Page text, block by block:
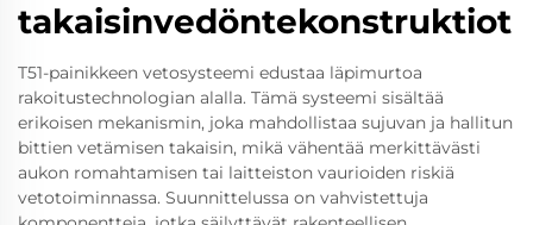
takaisinvedöntekonstruktiot
T51-painikkeen vetosysteemi edustaa läpimurtoa
rakoitustechnologian alalla. Tämä systeemi sisältää
erikoisen mekanismin, joka mahdollistaa sujuvan ja hallitun
bittien vetämisen takaisin, mikä vähentää merkittävästi
aukon romahtamisen tai laitteiston vaurioiden riskiä
vetotoiminnassa. Suunnittelussa on vahvistettuja